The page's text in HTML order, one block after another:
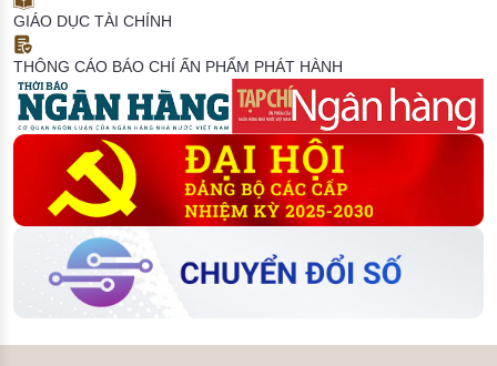
GIÁO DỤC TÀI CHÍNH
THÔNG CÁO BÁO CHÍ ẤN PHẨM PHÁT HÀNH